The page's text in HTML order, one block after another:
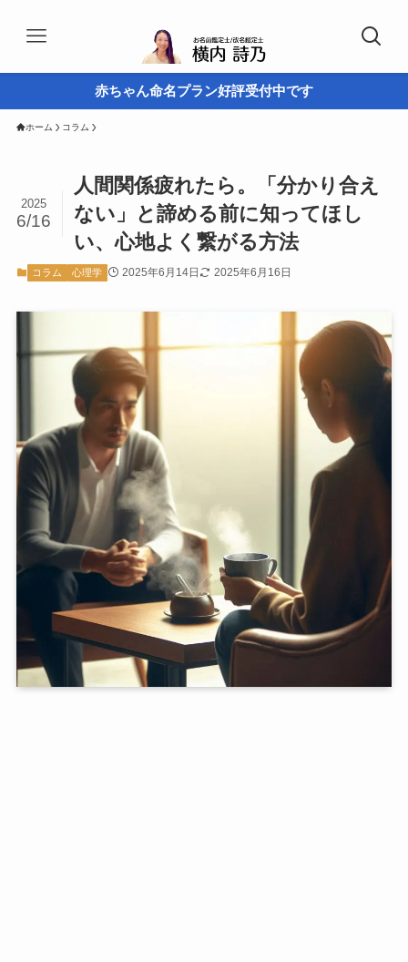
赤ちゃん命名プラン好評受付中です
ホーム コラム
人間関係疲れたら。「分かり合え
ない」と諦める前に知ってほし
い、心地よく繋がる方法
2025
6/16
コラム 心理学 2025年6月14日 2025年6月16日